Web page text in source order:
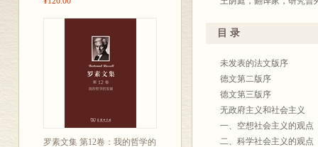
罗素文集 第12卷：我的哲学的
目 录
未发表的法文版序
德文第二版序
德文第三版序
无政府主义和社会主义
一、空想社会主义的观点
二、科学社会主义的观点